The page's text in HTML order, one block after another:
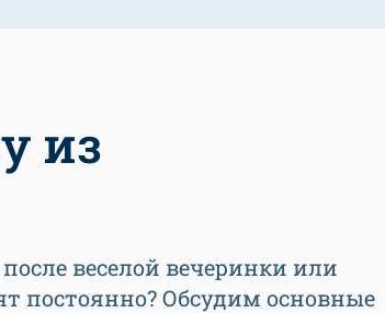
из
веселой вечеринки или
постоянно? Обсудим основные